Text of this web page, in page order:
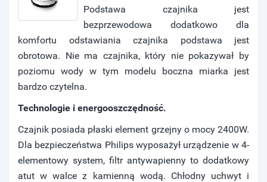
Podstawa czajnika jest
bezprzewodowa dodatkowo dla
komfortu odstawiania czajnika podstawa jest
obrotowa. Nie ma czajnika, który nie pokazywał by
poziomu wody w tym modelu boczna miarka jest
bardzo czytelna.
Technologie i energooszczędność.
Czajnik posiada płaski element grzejny o mocy 2400W.
Dla bezpieczeństwa Philips wyposażył urządzenie w 4-
elementowy system, filtr antywapienny to dodatkowy
atut w walce z kamienną wodą. Chłodny uchwyt i